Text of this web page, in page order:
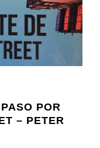
POR
– PETER